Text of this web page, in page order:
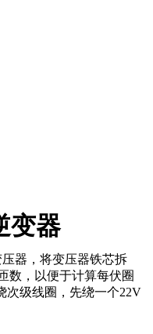
变器
器，将变压器铁芯拆
数，以便于计算每伏圈
次级线圈，先绕一个22V